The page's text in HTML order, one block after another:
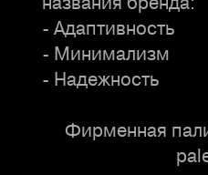
- Адаптивность
- Минимализм
- Надежность
Фирменная